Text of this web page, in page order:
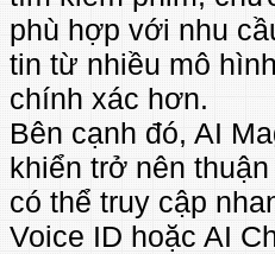
phù hợp với nhu
tin từ nhiều mô
chính xác hơn.
Bên cạnh đó, AI
khiển trở nên
có thể truy cập
Voice ID hoặc AI